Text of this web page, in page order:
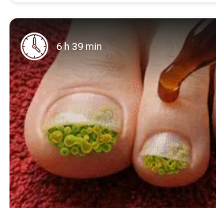
6 h 39 min